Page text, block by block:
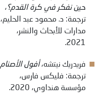
حين نفكر في كرة القدم؟ ،
ترجمة: د. محمود عبد الحليم،
مدارات للأبحاث والنشر،
2021.
فريدريك نيتشه،أفول الأصنام
ترجمة: فليكس فارس،
مؤسسة هنداوي، 2020.